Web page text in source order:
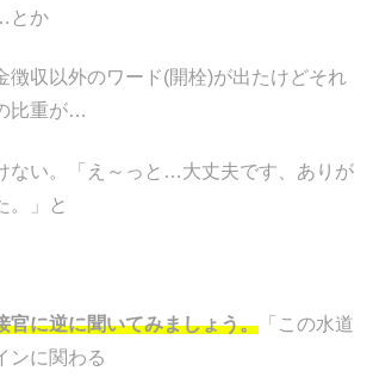
とか
徴収以外のワード(開栓)が出たけどそれ
比重が…
ない。「え～っと…大丈夫です、ありが
。」と
官に逆に聞いてみましょう。 「この水道
ンに関わる